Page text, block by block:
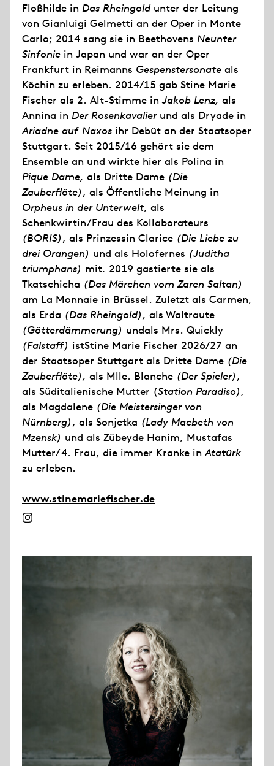
Floßhilde in Das Rheingoldunter der Leitung
von Gianluigi Gelmetti an der Oper in Monte
Carlo; 2014 sang sie in Beethovens Neunter
Sinfonie in Japan und war an der Oper
Frankfurt in Reimanns Gespenstersonate als
Köchin zu erleben. 2014/15 gab Stine Marie
Fischer als 2. Alt-Stimme inJakob Lenz, als
Annina in Der Rosenkavalierund als Dryade in
Ariadne auf Naxos ihr Debüt an der Staatsoper
Stuttgart. Seit 2015/16 gehört sie dem
Ensemble an und wirkte hier als Polina in
Pique Dame, als Dritte Dame (Die
Zauberflöte), als Öffentliche Meinung in
Orpheus in der Unterwelt, als
Schenkwirtin/Frau des Kollaborateurs
(BORIS), als Prinzessin Clarice (Die Liebe zu
drei Orangen) und als Holofernes (Juditha
triumphans) mit. 2019 gastierte sie als
Tkatschicha (Das Märchen vom Zaren Saltan)
am La Monnaie in Brüssel. Zuletzt als Carmen,
als Erda (Das Rheingold), als Waltraute
(Götterdämmerung) undals Mrs. Quickly
(Falstaff) istStine Marie Fischer 2026/27 an
der Staatsoper Stuttgart als Dritte Dame (Die
Zauberflöte), als Mlle. Blanche (Der Spieler),
als Süditalienische Mutter (Station Paradiso),
als Magdalene (Die Meistersinger von
Nürnberg), als Sonjetka (Lady Macbeth von
Mzensk) und als Zübeyde Hanim, Mustafas
Mutter/ 4. Frau, die immer Kranke inAtatürk
zu erleben.
www.stinemariefischer.de